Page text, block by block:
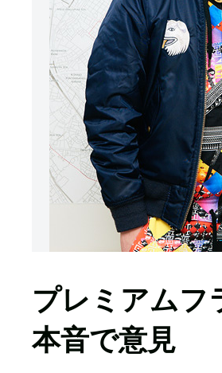
プレミアムフ
本音で意見